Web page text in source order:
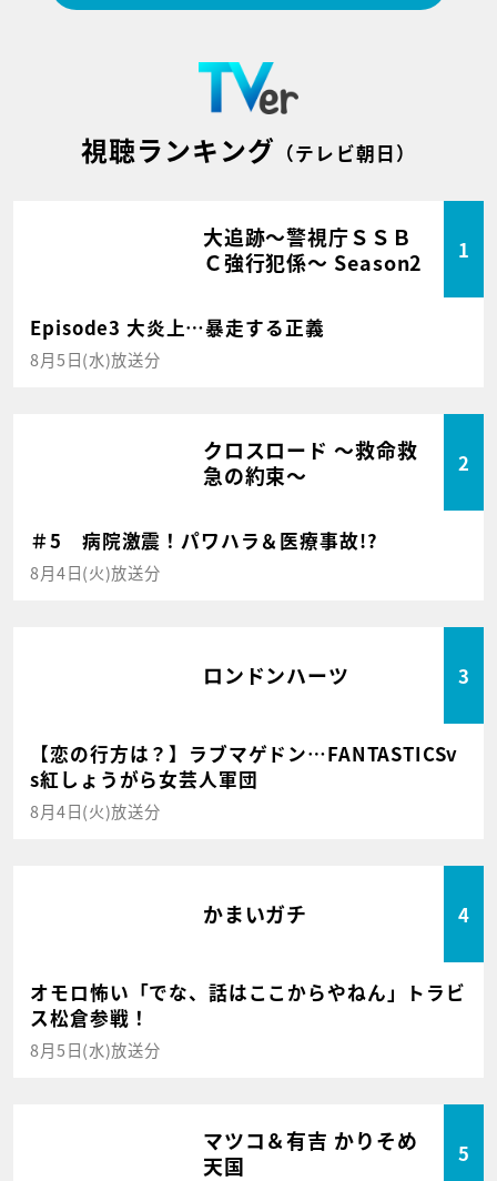
視聴ランキング （テレビ朝日）
大追跡～警視庁ＳＳＢ
Ｃ強行犯係～ Season2
1
Episode3 大炎上…暴走する正義
8月5日(水)放送分
クロスロード ～救命救
急の約束～
2
＃5 病院激震！パワハラ＆医療事故!?
8月4日(火)放送分
ロンドンハーツ 3
【恋の行方は？】ラブマゲドン…FANTASTICSv
s紅しょうがら女芸人軍団
8月4日(火)放送分
かまいガチ 4
オモロ怖い「でな、話はここからやねん」トラビ
ス松倉参戦！
8月5日(水)放送分
マツコ＆有吉 かりそめ
天国
5